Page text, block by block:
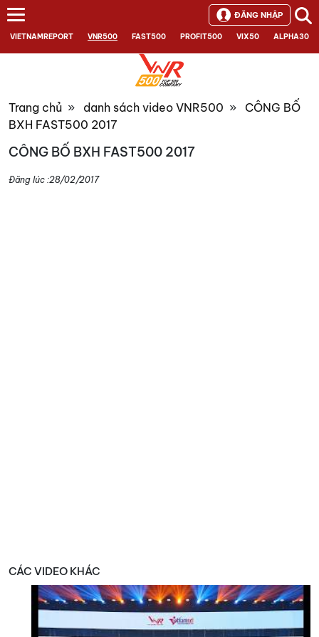
VIETNAMREPORT VNR500 FAST500 PROFIT500 VIX50 ALPHA30
ĐĂNG NHẬP
Trang chủ » danh sách video VNR500 » CÔNG BỐ
BXH FAST500 2017
CÔNG BỐ BXH FAST500 2017
Đăng lúc :28/02/2017
CÁC VIDEO KHÁC